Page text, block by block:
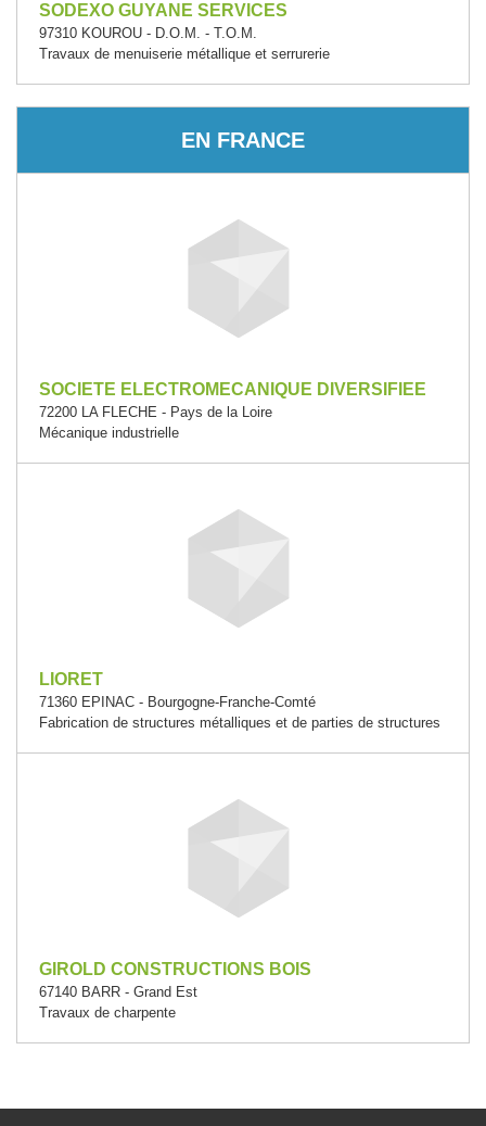
SODEXO GUYANE SERVICES
97310 KOUROU - D.O.M. - T.O.M.
Travaux de menuiserie métallique et serrurerie
EN FRANCE
SOCIETE ELECTROMECANIQUE DIVERSIFIEE
72200 LA FLECHE - Pays de la Loire
Mécanique industrielle
LIORET
71360 EPINAC - Bourgogne-Franche-Comté
Fabrication de structures métalliques et de parties de structures
GIROLD CONSTRUCTIONS BOIS
67140 BARR - Grand Est
Travaux de charpente